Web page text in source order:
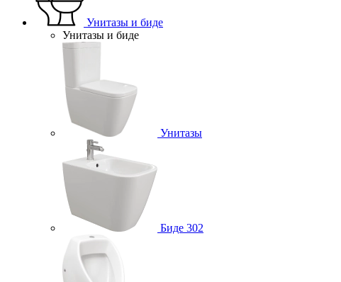
Унитазы и биде
Унитазы и биде
Унитазы
Биде 302